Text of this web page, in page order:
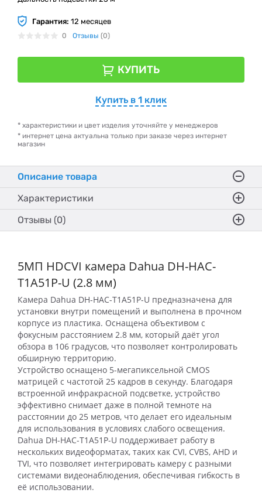
Гарантия: 12 месяцев
0 Отзывы (0)
КУПИТЬ
Купить в 1 клик
* характеристики и цвет изделия уточняйте у менеджеров
* интернет цена актуальна только при заказе через интернет
магазин
Описание товара
Характеристики
Отзывы (0)
5МП HDCVI камера Dahua DH-HAC-
T1A51P-U (2.8 мм)
Камера Dahua DH-HAC-T1A51P-U предназначена для
установки внутри помещений и выполнена в прочном
корпусе из пластика. Оснащена объективом с
фокусным расстоянием 2.8 мм, который даёт угол
обзора в 106 градусов, что позволяет контролировать
обширную территорию.
Устройство оснащено 5-мегапиксельной CMOS
матрицей с частотой 25 кадров в секунду. Благодаря
встроенной инфракрасной подсветке, устройство
эффективно снимает даже в полной темноте на
расстоянии до 25 метров, что делает его идеальным
для использования в условиях слабого освещения.
Dahua DH-HAC-T1A51P-U поддерживает работу в
нескольких видеоформатах, таких как CVI, CVBS, AHD и
TVI, что позволяет интегрировать камеру с разными
системами видеонаблюдения, обеспечивая гибкость в
её использовании.